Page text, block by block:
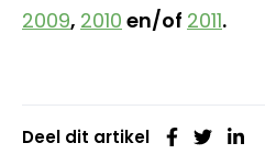
2009, 2010 en/of 2011.
Deel dit artikel